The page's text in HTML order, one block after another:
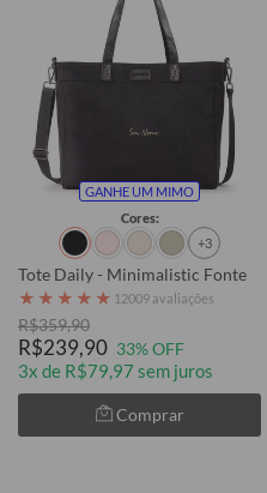
GANHE UM MIMO
Cores:
+3
Tote Daily - Minimalistic Fonte
★ ★ ★ ★ ★ 12009 avaliações
R$359,90
R$239,90 33% OFF
3x de R$79,97 sem juros
Comprar